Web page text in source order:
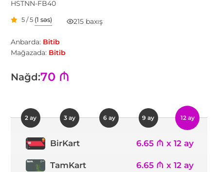
HSTNN-FB40
5 / 5 (1 səs) 215 baxış
Anbarda: Bitib
Mağazada: Bitib
Nağd:70 ₼
2 ay 3 ay 6 ay 9 ay 12 ay
BirKart 6.65 ₼ x 12 ay
TamKart 6.65 ₼ x 12 ay